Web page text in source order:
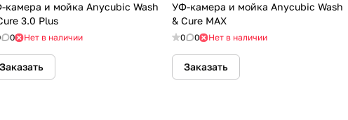
камера и мойка Anycubic Wash
3.0 Plus
0 Нет в наличии
Заказать
УФ-камера и мойка Anycubic Wash
& Cure MAX
0 0 Нет в наличии
Заказать